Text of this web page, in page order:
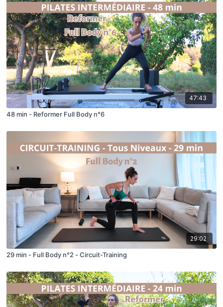
47:43
48 min - Reformer Full Body n°6
29:02
29 min - Full Body n°2 - Circuit-Training